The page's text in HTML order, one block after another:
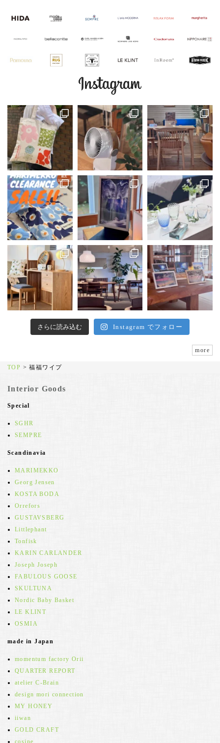
さらに読み込む Instagram でフォロー
more
TOP >福福ワイプ
Interior Goods
Special
SGHR
SEMPRE
Scandinavia
MARIMEKKO
Georg Jensen
KOSTA BODA
Orrefors
GUSTAVSBERG
Littlephant
Tonfisk
KARIN CARLANDER
Joseph Joseph
FABULOUS GOOSE
SKULTUNA
Nordic Baby Basket
LE KLINT
OSMIA
made in Japan
momentum factory Orii
QUARTER REPORT
atelier C-Brain
design mori connection
MY HONEY
iiwan
GOLD CRAFT
cosine